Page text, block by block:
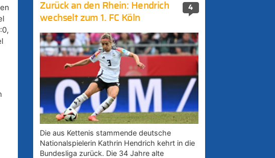
4
Zurück an den Rhein: Hendrich
wechselt zum 1. FC Köln
Die aus Kettenis stammende deutsche
Nationalspielerin Kathrin Hendrich kehrt in die
Bundesliga zurück. Die 34 Jahre alte